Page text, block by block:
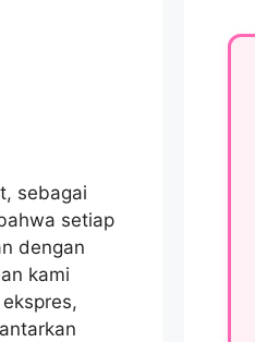
sebagai
setiap
dengan
kami